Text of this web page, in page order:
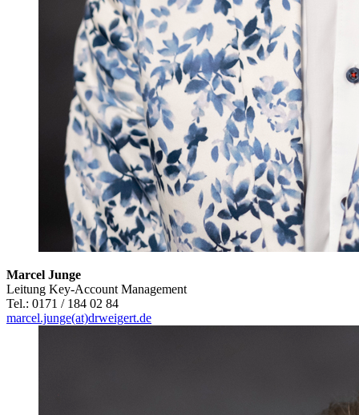
Marcel Junge
Leitung Key-Account Management
Tel.: 0171 / 184 02 84
marcel.junge(at)drweigert.de